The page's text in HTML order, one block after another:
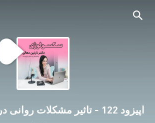
اپیزود 122 - تاثیر مشکلات روانی در رابطه جنسی